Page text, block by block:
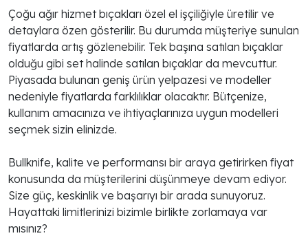
Çoğu ağır hizmet bıçakları özel el işçiliğiyle üretilir ve
detaylara özen gösterilir. Bu durumda müşteriye sunulan
fiyatlarda artış gözlenebilir. Tek başına satılan bıçaklar
olduğu gibi set halinde satılan bıçaklar da mevcuttur.
Piyasada bulunan geniş ürün yelpazesi ve modeller
nedeniyle fiyatlarda farklılıklar olacaktır. Bütçenize,
kullanım amacınıza ve ihtiyaçlarınıza uygun modelleri
seçmek sizin elinizde.
Bullknife, kalite ve performansı bir araya getirirken fiyat
konusunda da müşterilerini düşünmeye devam ediyor.
Size güç, keskinlik ve başarıyı bir arada sunuyoruz.
Hayattaki limitlerinizi bizimle birlikte zorlamaya var
mısınız?